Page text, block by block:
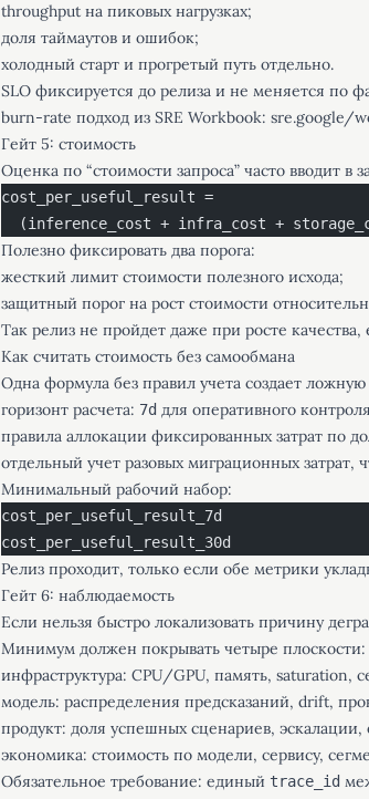
throughput на пиковых нагрузках;
доля таймаутов и ошибок;
холодный старт и прогретый путь отдельно.
SLO фиксируется до релиза и не меняется по
burn-rate подход из SRE Workbook: sre.google/
Гейт 5: стоимость
Оценка по “стоимости запроса” часто вводит в
cost_per_useful_result =
(inference_cost + infra_cost +
Полезно фиксировать два порога:
жесткий лимит стоимости полезного исхода;
защитный порог на рост стоимости
Так релиз не пройдет даже при росте
Как считать стоимость без самообмана
Одна формула без правил учета создает
горизонт расчета: 7d для оперативного
правила аллокации фиксированных затрат по
отдельный учет разовых миграционных затрат,
Минимальный рабочий набор:
cost_per_useful_result_7d
cost_per_useful_result_30d
Релиз проходит, только если обе метрики
Гейт 6: наблюдаемость
Если нельзя быстро локализовать причину
Минимум должен покрывать четыре плоскости:
инфраструктура: CPU/GPU, память, saturation,
модель: распределения предсказаний, drift,
продукт: доля успешных сценариев,
экономика: стоимость по модели, сервису,
Обязательное требование: единый trace_id